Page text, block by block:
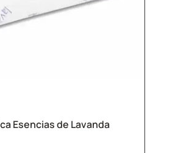
Esencias de Lavanda